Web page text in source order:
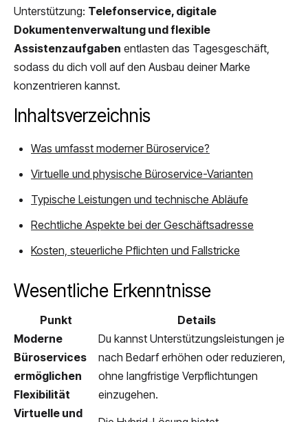
Unterstützung: Telefonservice, digitale
Dokumentenverwaltung und flexible
Assistenzaufgaben entlasten das Tagesgeschäft,
sodass du dich voll auf den Ausbau deiner Marke
konzentrieren kannst.
Inhaltsverzeichnis
Was umfasst moderner Büroservice?
Virtuelle und physische Büroservice-Varianten
Typische Leistungen und technische Abläufe
Rechtliche Aspekte bei der Geschäftsadresse
Kosten, steuerliche Pflichten und Fallstricke
Wesentliche Erkenntnisse
Punkt
Details
Moderne
Büroservices
ermöglichen
Flexibilität
Du kannst Unterstützungsleistungen je
nach Bedarf erhöhen oder reduzieren,
ohne langfristige Verpflichtungen
einzugehen.
Virtuelle und